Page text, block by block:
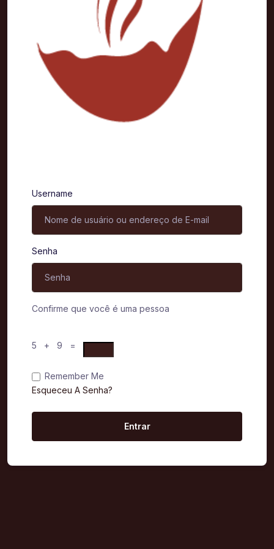
Username
Senha
Confirme que você é uma pessoa
5 + 9 =
Remember Me
Esqueceu A Senha?
Entrar